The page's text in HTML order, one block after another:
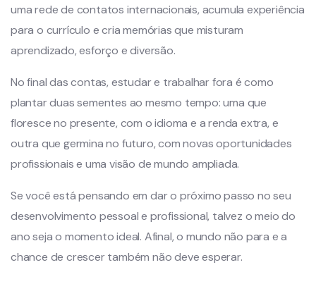
uma rede de contatos internacionais, acumula experiência
para o currículo e cria memórias que misturam
aprendizado, esforço e diversão.
No final das contas, estudar e trabalhar fora é como
plantar duas sementes ao mesmo tempo: uma que
floresce no presente, com o idioma e a renda extra, e
outra que germina no futuro, com novas oportunidades
profissionais e uma visão de mundo ampliada.
Se você está pensando em dar o próximo passo no seu
desenvolvimento pessoal e profissional, talvez o meio do
ano seja o momento ideal. Afinal, o mundo não para e a
chance de crescer também não deve esperar.